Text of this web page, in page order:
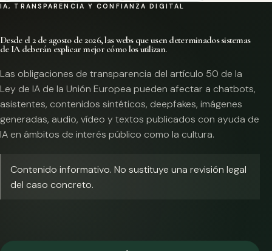
IA, TRANSPARENCIA Y CONFIANZA DIGITAL
Desde el 2 de agosto de 2026, las webs que usen determinados sistemas
de IA deberán explicar mejor cómo los utilizan.
Las obligaciones de transparencia del artículo 50 de la
Ley de IA de la Unión Europea pueden afectar a chatbots,
asistentes, contenidos sintéticos, deepfakes, imágenes
generadas, audio, vídeo y textos publicados con ayuda de
IA en ámbitos de interés público como la cultura.
Contenido informativo. No sustituye una revisión legal
del caso concreto.